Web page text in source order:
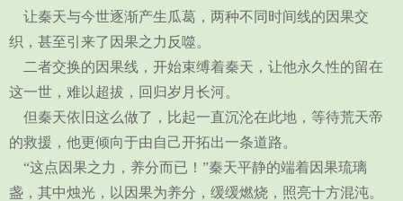
让秦天与今世逐渐产生瓜葛，两种不同时间线的因果交
织，甚至引来了因果之力反噬。
二者交换的因果线，开始束缚着秦天，让他永久性的留在
这一世，难以超拔，回归岁月长河。
但秦天依旧这么做了，比起一直沉沦在此地，等待荒天帝
的救援，他更倾向于由自己开拓出一条道路。
“这点因果之力，养分而已！”秦天平静的端着因果琉璃
盏，其中烛光，以因果为养分，缓缓燃烧，照亮十方混沌。